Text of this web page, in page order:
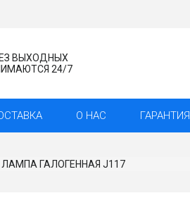
ВЫХОДНЫХ
24/7
О НАС ГАРАНТИЯ
ЛАМПА ГАЛОГЕННАЯ J117